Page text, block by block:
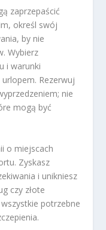
zaprzepaścić
określ swój
by nie
Wybierz
i warunki
Rezerwuj
nie
mogą być
o miejscach
Zyskasz
i unikniesz
czy złote
potrzebne